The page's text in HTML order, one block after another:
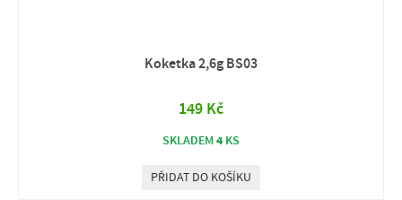
Koketka 2,6g BS03
149 Kč
SKLADEM4 KS
PŘIDAT DO KOŠÍKU